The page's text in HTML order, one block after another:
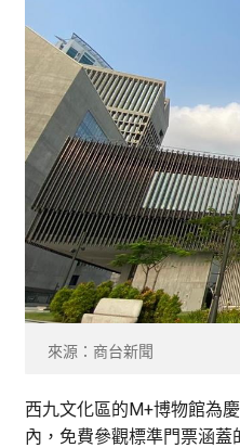
來源：商台新聞
西九文化區的M+博物館為
內，免費參觀標準門票涵